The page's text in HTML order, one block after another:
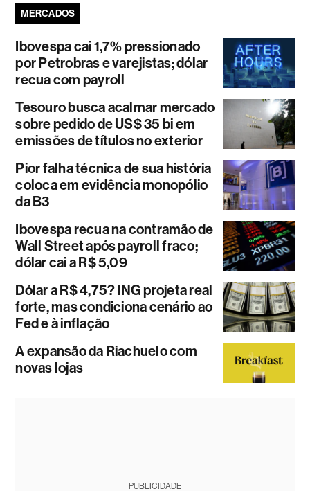
MERCADOS
Ibovespa cai 1,7% pressionado
por Petrobras e varejistas; dólar
recua com payroll
Tesouro busca acalmar mercado
sobre pedido de US$ 35 bi em
emissões de títulos no exterior
Pior falha técnica de sua história
coloca em evidência monopólio
da B3
Ibovespa recua na contramão de
Wall Street após payroll fraco;
dólar cai a R$ 5,09
Dólar a R$ 4,75? ING projeta real
forte, mas condiciona cenário ao
Fed e à inflação
A expansão da Riachuelo com
novas lojas
PUBLICIDADE